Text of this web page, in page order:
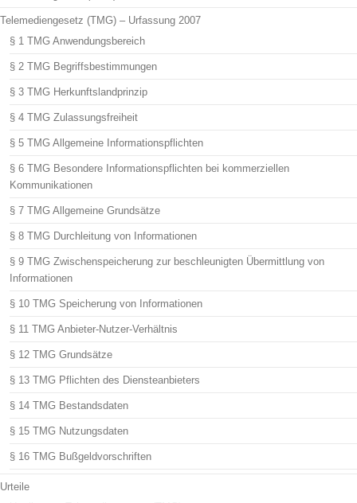
Telemediengesetz (TMG) – Urfassung 2007
§ 1 TMG Anwendungsbereich
§ 2 TMG Begriffsbestimmungen
§ 3 TMG Herkunftslandprinzip
§ 4 TMG Zulassungsfreiheit
§ 5 TMG Allgemeine Informationspflichten
§ 6 TMG Besondere Informationspflichten bei kommerziellen
Kommunikationen
§ 7 TMG Allgemeine Grundsätze
§ 8 TMG Durchleitung von Informationen
§ 9 TMG Zwischenspeicherung zur beschleunigten Übermittlung von
Informationen
§ 10 TMG Speicherung von Informationen
§ 11 TMG Anbieter-Nutzer-Verhältnis
§ 12 TMG Grundsätze
§ 13 TMG Pflichten des Diensteanbieters
§ 14 TMG Bestandsdaten
§ 15 TMG Nutzungsdaten
§ 16 TMG Bußgeldvorschriften
Urteile